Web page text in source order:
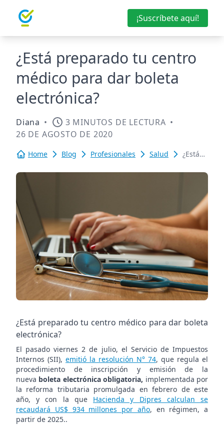
¡Suscríbete aquí!
¿Está preparado tu centro
médico para dar boleta
electrónica?
Diana • 3 MINUTOS DE LECTURA •
26 DE AGOSTO DE 2020
Home Blog Profesionales Salud
¿Está
tu
médico
para
dar
boleta
electrónica?
¿Está preparado tu centro médico para dar boleta
electrónica?
El pasado viernes 2 de julio, el Servicio de Impuestos
Internos (SII), emitió la resolución N° 74, que regula el
procedimiento de inscripción y emisión de la
nueva boleta electrónica obligatoria, implementada por
la reforma tributaria promulgada en febrero de este
año, y con la que Hacienda y Dipres calculan se
recaudará US$ 934 millones por año, en régimen, a
partir de 2025..